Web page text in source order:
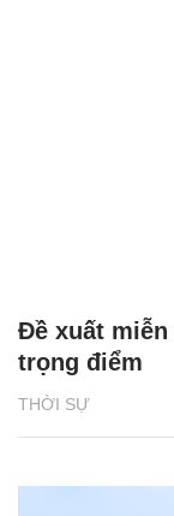
THỜI SỰ
Đề xuất
trọng điểm